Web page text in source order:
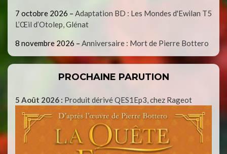
7 octobre 2026 – Adaptation BD : Les Mondes d'Ewilan T5
L’Œil d’Otolep, Glénat
8 novembre 2026 – Anniversaire : Mort de Pierre Bottero
PROCHAINE PARUTION
5 Août 2026 : Produit dérivé QES1Ep3, chez Rageot